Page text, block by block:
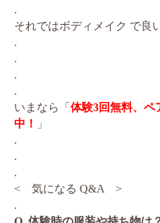
.
それではボディメイク で良
.
.
.
.
いまなら「 体験3回無料、ペ
中！
」
.
.
.
< 気になる Q&A >
.